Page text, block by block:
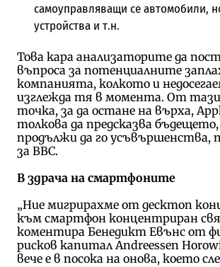
самоуправляващи се автомобили,
устройства и т.н.
Това кара анализаторите да
въпроса за потенциалните
компанията, колкото и
изглежда тя в момента. От
точка, за да остане на върха,
толкова да предсказва
продължи да го усъвършенства,
за BBC.
В здрача на смартфоните
„Ние мигрирахме от десктоп
към смартфон концентриран
коментира Бенедикт Евънс от
рисков капитал Andreessen
вече е в посока на онова, което